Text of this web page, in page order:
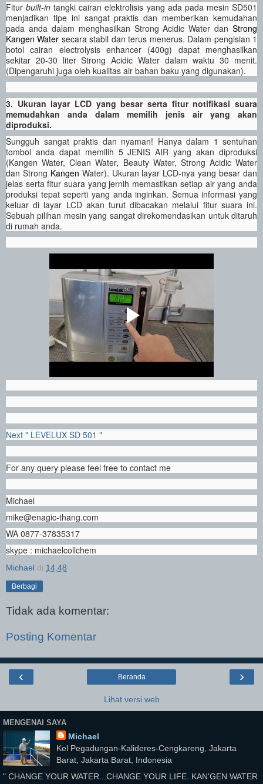
Fiturbuilt-in tangki cairan elektrolisis yang ada pada mesin SD501
menjadikan tipe ini sangat praktis dan memberikan kemudahan
pada anda dalam menghasilkan Strong Acidic Water dan Strong
Kangen Water secara stabil dan terus menerus. Dalam pengisian 1
botol cairan electrolysis enhancer (400g) dapat menghasilkan
sekitar 20-30 liter Strong Acidic Water dalam waktu 30 menit.
(Dipengaruhi juga oleh kualitas air bahan baku yang digunakan).
3. Ukuran layar LCD yang besar serta fitur notifikasi suara
memudahkan anda dalam memilih jenis air yang akan
diproduksi.
Sungguh sangat praktis dan nyaman! Hanya dalam 1 sentuhan
tombol anda dapat memilih 5 JENIS AIR yang akan diproduksi
(Kangen Water, Clean Water, Beauty Water, Strong Acidic Water
dan Strong Kangen Water). Ukuran layar LCD-nya yang besar dan
jelas serta fitur suara yang jernih memastikan setiap air yang anda
produksi tepat seperti yang anda inginkan. Semua informasi yang
keluar di layar LCD akan turut dibacakan melalui fitur suara ini.
Sebuah pilihan mesin yang sangat direkomendasikan untuk ditaruh
di rumah anda.
Next " LEVELUX SD 501 "
For any query please feel free to contact me
Michael
mike@enagic-thang.com
WA 0877-37835317
skype : michaelcollchem
Michael di 14.48
Berbagi
Tidak ada komentar:
Posting Komentar
‹ ›
Beranda
Lihat versi web
MENGENAI SAYA
Michael
Kel Pegadungan-Kalideres-Cengkareng, Jakarta
Barat, Jakarta Barat, Indonesia
" CHANGE YOUR WATER...CHANGE YOUR LIFE..KAN'GEN WATER